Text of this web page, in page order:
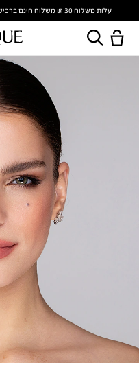
עלות משלוח 30 ₪ משלוח חינם ברכישה ב-249 ₪ ומעלה | עד 14 ימי עסקים